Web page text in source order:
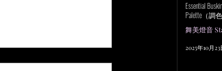
Essential
Palette（調
舞美燈音
2025年10月23